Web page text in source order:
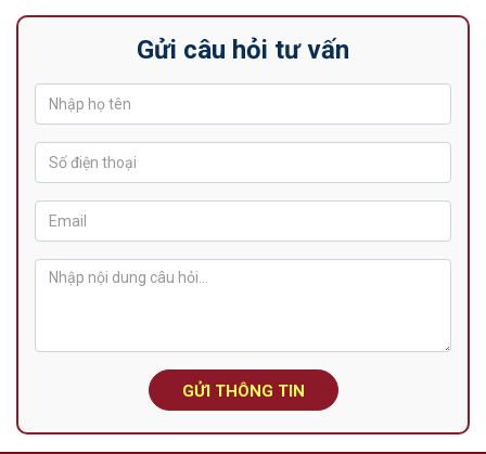
Gửi câu hỏi tư vấn
GỬI THÔNG TIN